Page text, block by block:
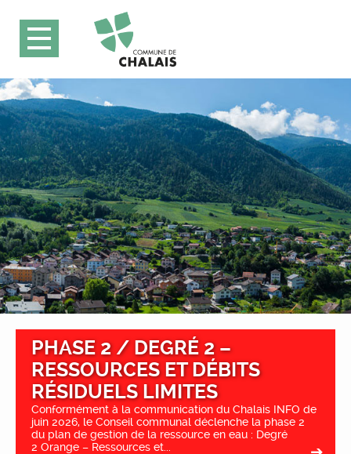
PHASE 2 / DEGRÉ 2 –
RESSOURCES ET DÉBITS
RÉSIDUELS LIMITES
Conformément à la communication du Chalais INFO de
juin 2026, le Conseil communal déclenche la phase 2
du plan de gestion de la ressource en eau : Degré
2 Orange – Ressources et...